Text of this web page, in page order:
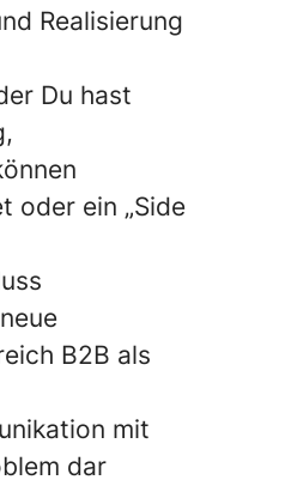
Realisierung
Du hast
oder ein „Side
B2B als
mit
dar